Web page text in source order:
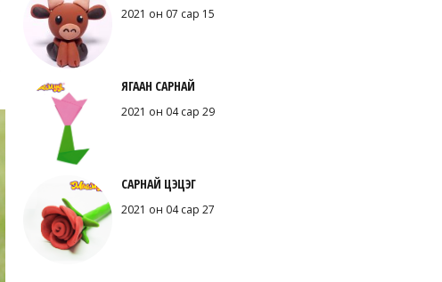
2021 он 07 сар 15
ЯГААН САРНАЙ
2021 он 04 сар 29
САРНАЙ ЦЭЦЭГ
2021 он 04 сар 27